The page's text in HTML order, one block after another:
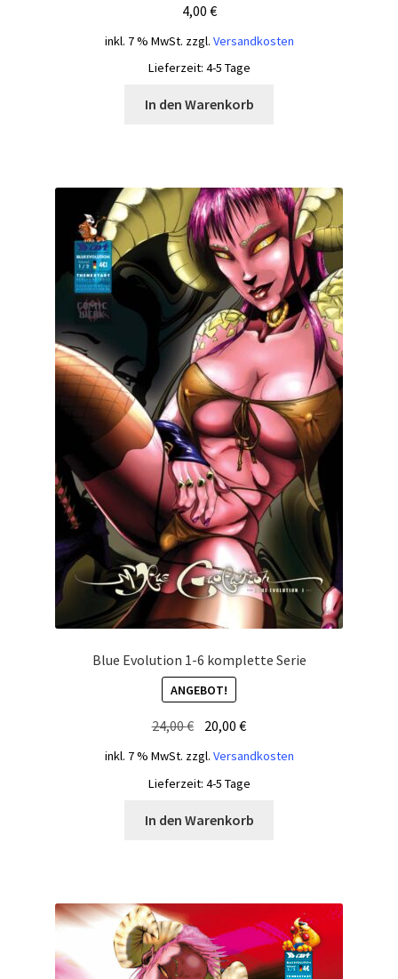
4,00 €
inkl. 7 % MwSt. zzgl. Versandkosten
Lieferzeit: 4-5 Tage
In den Warenkorb
Blue Evolution 1-6 komplette Serie
ANGEBOT!
24,00€ Ursprünglicher
Preis
24,00 €
20,00€Aktueller
Preis
20,00 €.
inkl. 7 % MwSt. zzgl. Versandkosten
Lieferzeit: 4-5 Tage
In den Warenkorb